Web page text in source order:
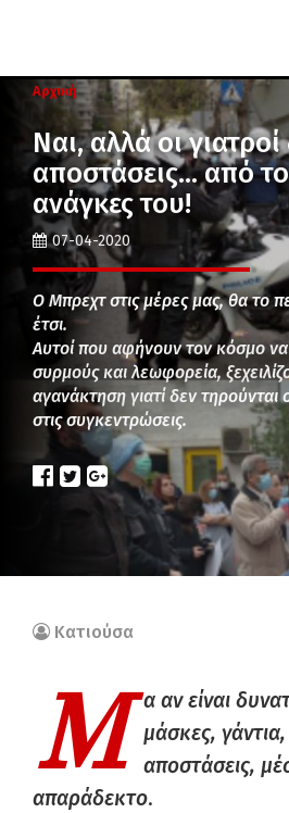
Αρχική
Ναι, αλλά οι
αποστάσεις… από
ανάγκες του!
07-04-2020
Ο Μπρεχτ στις μέρες μας, θα το
έτσι.
Αυτοί που αφήνουν τον κόσμο να
συρμούς και λεωφορεία,
αγανάκτηση γιατί δεν τηρούνται
στις συγκεντρώσεις.
Κατιούσα
Μ
α αν είναι
μάσκες,
αποστάσεις,
απαράδεκτο.